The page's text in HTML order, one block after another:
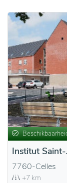
Institut Saint-
7760-Celles
+7 km